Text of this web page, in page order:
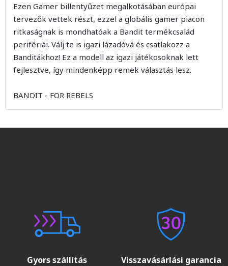
Ezen Gamer billentyűzet megalkotásában európai
tervezők vettek részt, ezzel a globális gamer piacon
ritkaságnak is mondhatóak a Bandit termékcsalád
perifériái. Válj te is igazi lázadóvá és csatlakozz a
Banditákhoz! Ez a modell az igazi játékosoknak lett
fejlesztve, így mindenképp remek választás lesz.
BANDIT - FOR REBELS
Gyors szállítás Visszavásárlási garancia